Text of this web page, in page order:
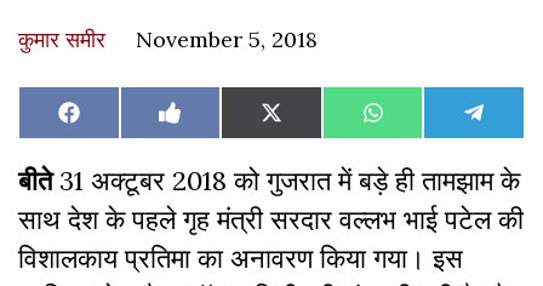
कुमार समीर November 5, 2018
Share
on
Facebook Share
on
Like
on
Facebook
Share
on
X
(Twitter)
Share
on
WhatsAppShare
on
बीते31 अक्टूबर 2018 को गुजरात में बड़े ही तामझाम के
साथ देश के पहले गृह मंत्री सरदार वल्लभ भाई पटेल की
विशालकाय प्रतिमा का अनावरण किया गया। इस